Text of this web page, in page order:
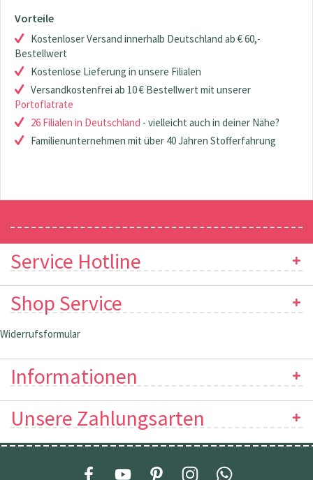
Vorteile
Kostenloser Versand innerhalb Deutschland ab € 60,-
Bestellwert
Kostenlose Lieferung in unsere Filialen
Versandkostenfrei ab 10 € Bestellwert mit unserer
Portoflatrate
26 Filialen in Deutschland - vielleicht auch in deiner Nähe?
Familienunternehmen mit über 40 Jahren Stofferfahrung
Service Hotline
Shop Service
Widerrufsformular
Informationen
Unsere Zahlungsarten